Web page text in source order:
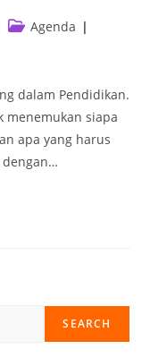
Agenda
dalam Pendidikan.
menemukan siapa
apa yang harus
SEARCH